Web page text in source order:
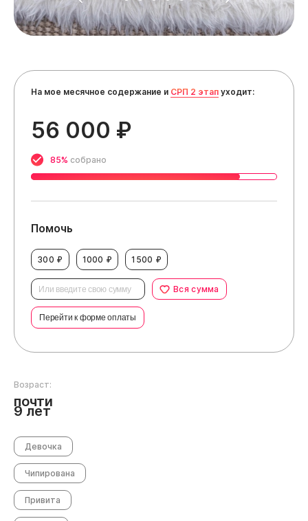
На мое месячное содержание и СРП 2 этап уходит:
56 000 ₽
85% собрано
Помочь
300 ₽ 1000 ₽ 1500 ₽
Вся сумма
Перейти к форме оплаты
Возраст:
почти
9 лет
Девочка
Чипирована
Привита